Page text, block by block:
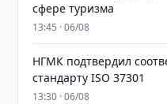
сфере туризма
13:45 · 06/08
НГМК подтвердил
стандарту ISO 37301
13:30 · 06/08